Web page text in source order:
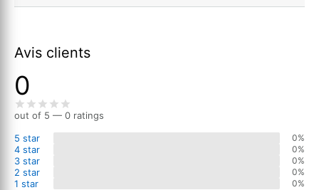
Avis clients
0
out of 5 — 0 ratings
5 star
0%
4 star 0%
3 star 0%
2 star 0%
1 star 0%